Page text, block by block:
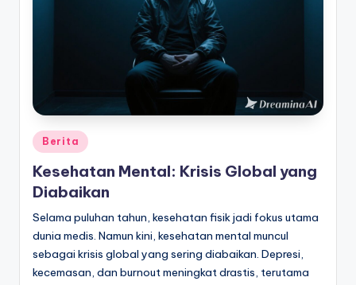
Posted
in
Berita
Kesehatan Mental: Krisis Global yang
Diabaikan
Selama puluhan tahun, kesehatan fisik jadi fokus utama
dunia medis. Namun kini, kesehatan mental muncul
sebagai krisis global yang sering diabaikan. Depresi,
kecemasan, dan burnout meningkat drastis, terutama